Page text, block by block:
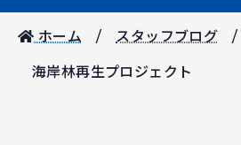
ホーム スタッフブログ
海岸林再生プロジェクト